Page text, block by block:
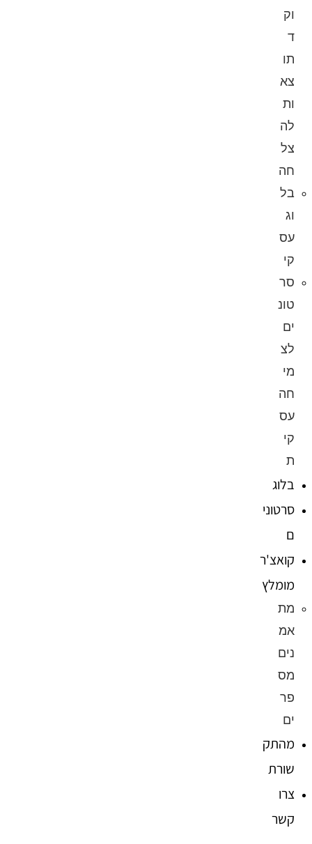
וק
ד
תו
צא
ות
לה
צל
חה
בל
וג
עס
קי
סר
טונ
ים
לצ
מי
חה
עס
קי
ת
בלוג
סרטוני
ם
קואצ'ר
מומלץ
מת
אמ
נים
מס
פר
ים
מהתק
שורת
צרו
קשר